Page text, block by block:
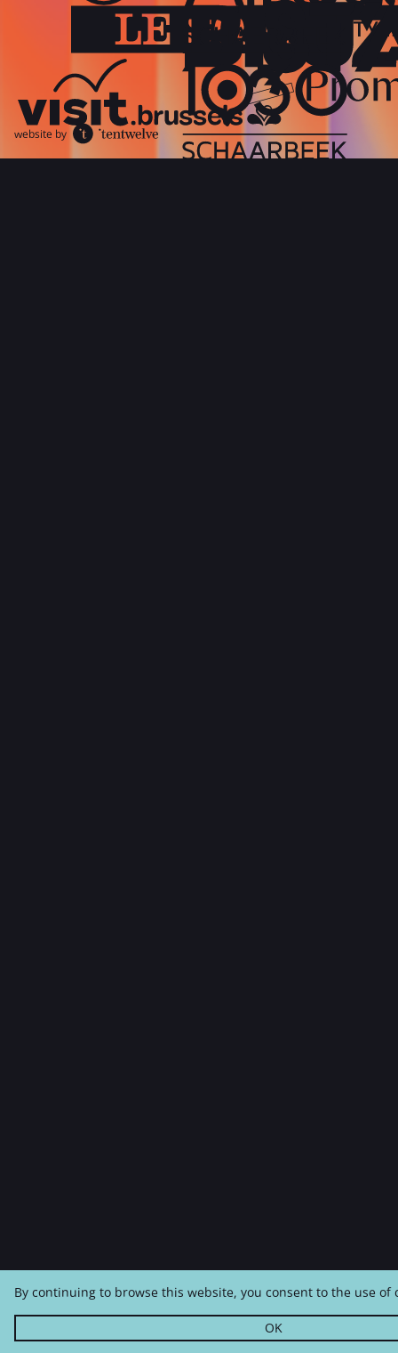
By continuing to browse this website, you consent to the use of
OK
website by